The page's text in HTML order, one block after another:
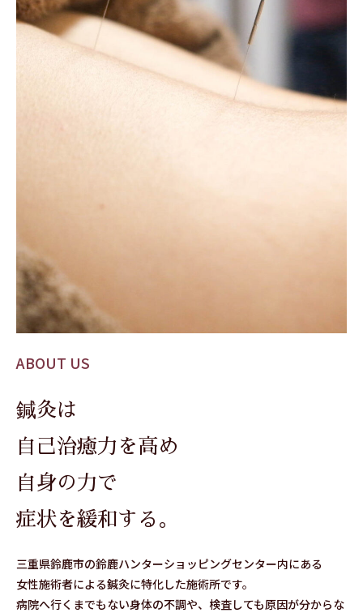
ABOUT US
鍼灸は
自己治癒力を高め
自身の力で
症状を緩和する。
三重県鈴鹿市の鈴鹿ハンターショッピングセンター内にある
女性施術者による鍼灸に特化した施術所です。
病院へ行くまでもない身体の不調や、検査しても原因が分からな